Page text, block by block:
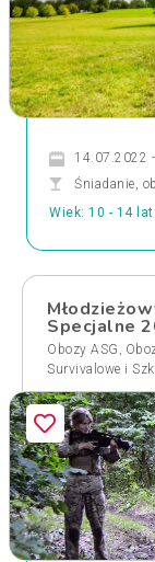
14.07.2022
Śniadanie,
Wiek: 10 - 14 lat
Specjalne
Obozy ASG ,
Survivalowe i